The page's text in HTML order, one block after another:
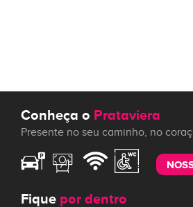
Conheça o Prataviera
Presente no seu caminho, no
Fique por dentro